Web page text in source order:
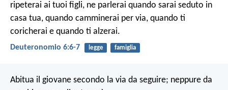
ripeterai ai tuoi figli, ne parlerai quando sarai seduto in
casa tua, quando camminerai per via, quando ti
coricherai e quando ti alzerai.
Deuteronomio 6:6-7 legge famiglia
Abitua il giovane secondo la via da seguire; neppure da